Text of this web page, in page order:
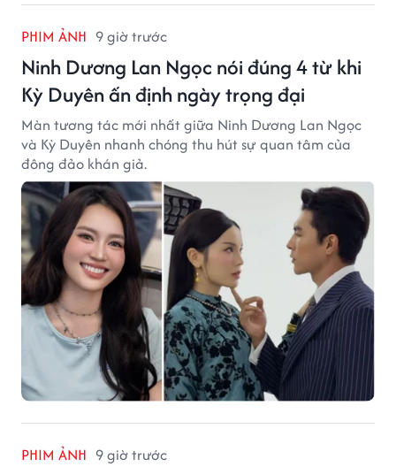
PHIM ẢNH 9 giờ trước
Ninh Dương Lan Ngọc nói đúng 4 từ khi
Kỳ Duyên ấn định ngày trọng đại
Màn tương tác mới nhất giữa Ninh Dương Lan Ngọc
và Kỳ Duyên nhanh chóng thu hút sự quan tâm của
đông đảo khán giả.
PHIM ẢNH 9 giờ trước